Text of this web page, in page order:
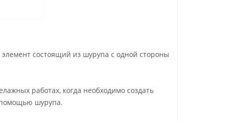
состоящий из шурупа с одной стороны
работах, когда необходимо создать
шурупа.